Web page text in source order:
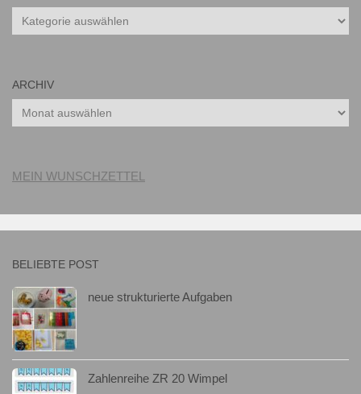
Kategorien
ARCHIV
Archiv
MEIN WUNSCHZETTEL
BELIEBTE POST
neue strukturierte Aufgaben
Zahlenreihe ZR 20 Wimpel